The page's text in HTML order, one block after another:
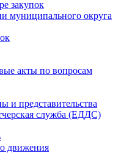
закупок
муниципального округа
акты по вопросам
и представительства
служба (ЕДДС)
движения